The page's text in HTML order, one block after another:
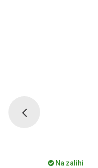
Na zalihi